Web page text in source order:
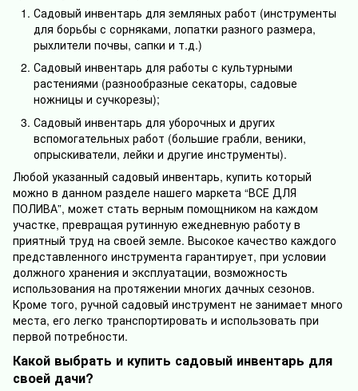
Садовый инвентарь для земляных работ (инструменты
для борьбы с сорняками, лопатки разного размера,
рыхлители почвы, сапки и т.д.)
Садовый инвентарь для работы с культурными
растениями (разнообразные секаторы, садовые
ножницы и сучкорезы);
Садовый инвентарь для уборочных и других
вспомогательных работ (большие грабли, веники,
опрыскиватели, лейки и другие инструменты).
Любой указанный садовый инвентарь, купить который
можно в данном разделе нашего маркета “ВСЕ ДЛЯ
ПОЛИВА”, может стать верным помощником на каждом
участке, превращая рутинную ежедневную работу в
приятный труд на своей земле. Высокое качество каждого
представленного инструмента гарантирует, при условии
должного хранения и эксплуатации, возможность
использования на протяжении многих дачных сезонов.
Кроме того, ручной садовый инструмент не занимает много
места, его легко транспортировать и использовать при
первой потребности.
Какой выбрать и купить садовый инвентарь для
своей дачи?